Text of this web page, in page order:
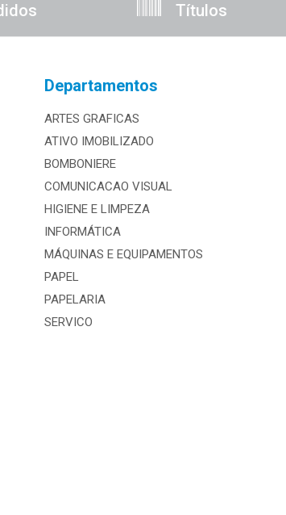
Títulos
Departamentos
ARTES GRAFICAS
ATIVO IMOBILIZADO
BOMBONIERE
COMUNICACAO VISUAL
HIGIENE E LIMPEZA
INFORMÁTICA
MÁQUINAS E EQUIPAMENTOS
PAPEL
PAPELARIA
SERVICO